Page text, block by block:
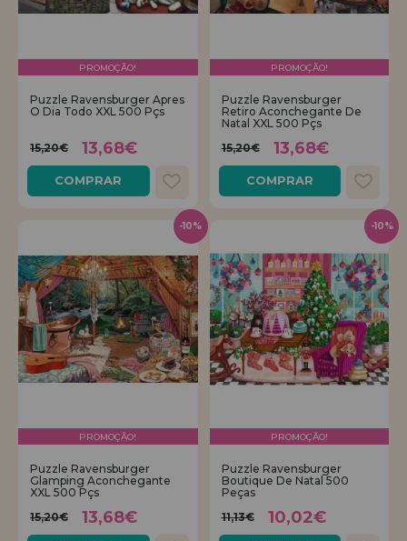
PROMOÇÃO!
Puzzle Ravensburger Apres
O Dia Todo XXL 500 Pçs
15,20€ 13,68€
COMPRAR
PROMOÇÃO!
Puzzle Ravensburger
Retiro Aconchegante De
Natal XXL 500 Pçs
15,20€
13,68€
COMPRAR
PROMOÇÃO!
Puzzle Ravensburger
Glamping Aconchegante
XXL 500 Pçs
15,20€
13,68€
-10%
PROMOÇÃO!
Puzzle Ravensburger
Boutique De Natal 500
Peças
11,13€
10,02€
-10%